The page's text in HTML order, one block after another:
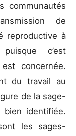
communautés
de
reproductive à
c’est
concernée.
du travail au
de la sage-
identifiée.
les sages-